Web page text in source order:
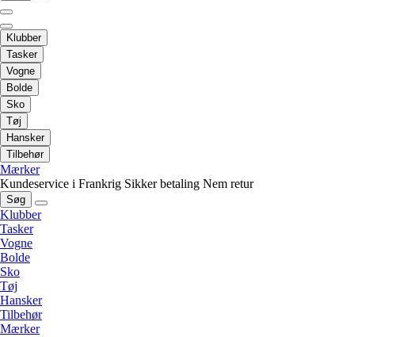
Klubber
Tasker
Vogne
Bolde
Sko
Tøj
Hansker
Tilbehør
Mærker
Kundeservice i Frankrig Sikker betaling Nem retur
Søg
Klubber
Tasker
Vogne
Bolde
Sko
Tøj
Hansker
Tilbehør
Mærker